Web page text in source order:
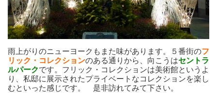
雨上がりのニューヨークもまた味があります。５番街のフ
リック・コレクションのある通りから、向こうはセントラ
ルパークです。フリック・コレクションは美術館というよ
り、私邸に展示されたプライベートなコレクションを楽し
むといった感じです。 是非訪れてみて下さい。